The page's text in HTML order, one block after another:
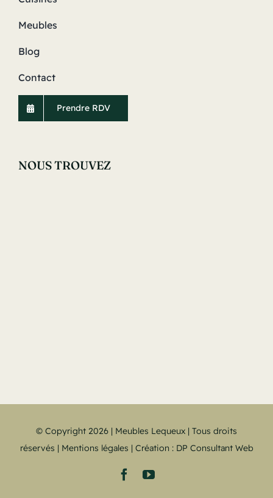
Meubles
Blog
Contact
Prendre RDV
NOUS TROUVEZ
© Copyright 2026 | Meubles Lequeux | Tous droits
réservés | Mentions légales | Création : DP Consultant Web